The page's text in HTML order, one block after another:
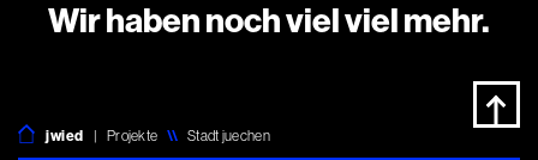
Wir haben noch viel viel mehr.
jwied Projekte \\ Stadt juechen